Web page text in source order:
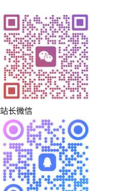
站长微信